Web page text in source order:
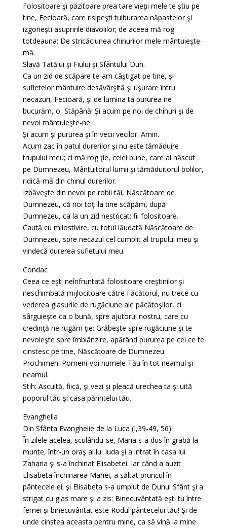
Folositoare şi păzitoare prea tare vieţii mele te ştiu pe
tine, Fecioară, care risipeşti tulburarea năpastelor şi
izgoneşti asupririle diavolilor; de aceea mă rog
totdeauna: De stricăciunea chinurilor mele mântuieşte-
mă.
Slavă Tatălui şi Fiului şi Sfântului Duh.
Ca un zid de scăpare te-am câştigat pe tine, şi
sufletelor mântuire desăvârşită şi uşurare întru
necazuri, Fecioară, şi de lumina ta pururea ne
bucurăm, o, Stăpână! Şi acum pe noi de chinuri şi de
nevoi mântuieşte-ne.
Şi acum şi pururea şi în vecii vecilor. Amin.
Acum zac în patul durerilor şi nu este tămăduire
trupului meu; ci mă rog ţie, celei bune, care ai născut
pe Dumnezeu, Mântuitorul lumii şi tămăduitorul bolilor,
ridică-mă din chinul durerilor.
Izbăveşte din nevoi pe robii tăi, Născătoare de
Dumnezeu, că noi toţi la tine scăpăm, după
Dumnezeu, ca la un zid nestricat; fii folositoare.
Caută cu milostivire, cu totul lăudată Născătoare de
Dumnezeu, spre necazul cel cumplit al trupului meu şi
vindecă durerea sufletului meu.
Condac
Ceea ce eşti neînfruntată folositoare creştinilor şi
neschimbată mijlocitoare către Făcătorul, nu trece cu
vederea glasurile de rugăciune ale păcătoşilor, ci
sârguieşte ca o bună, spre ajutorul nostru, care cu
credinţă ne rugăm ţie: Grăbeşte spre rugăciune şi te
nevoieşte spre îmblânzire, apărând pururea pe cei ce te
cinstesc pe tine, Născătoare de Dumnezeu.
Prochimen: Pomeni-voi numele Tău în tot neamul şi
neamul.
Stih: Ascultă, fiică, şi vezi şi pleacă urechea ta şi uită
poporul tău şi casa părintelui tău.
Evanghelia
Din Sfânta Evanghelie de la Luca (I,39-49, 56)
În zilele acelea, sculându-se, Maria s-a dus în grabă la
munte, într-un oraş al lui Iuda şi a intrat în casa lui
Zaharia şi s-a închinat Elisabetei. Iar când a auzit
Elisabeta închinarea Mariei, a săltat pruncul în
pântecele ei; şi Elisabeta s-a umplut de Duhul Sfânt şi a
strigat cu glas mare şi a zis: Binecuvântată eşti tu între
femei şi binecuvântat este Rodul pântecelui tău! Şi de
unde cinstea aceasta pentru mine, ca să vină la mine